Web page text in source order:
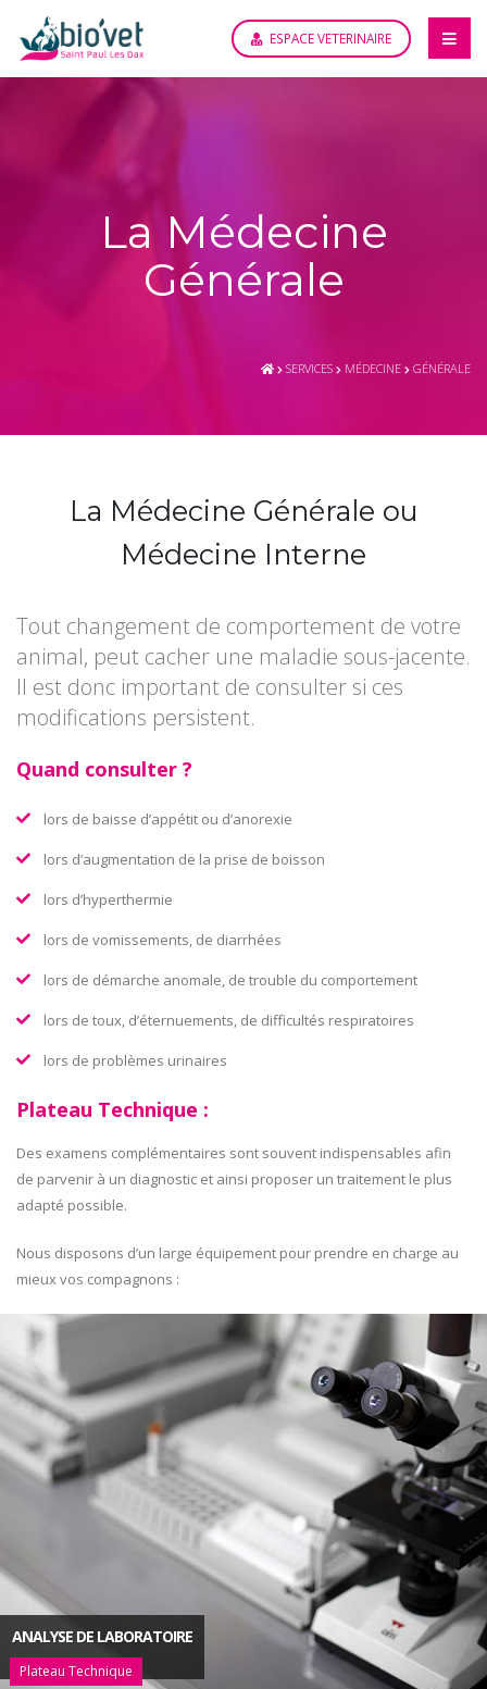
ESPACE VETERINAIRE
La Médecine
Générale
SERVICES MÉDECINE GÉNÉRALE
La Médecine Générale ou
Médecine Interne
Tout changement de comportement de votre
animal, peut cacher une maladie sous-jacente.
Il est donc important de consulter si ces
modifications persistent.
Quand consulter ?
lors de baisse d’appétit ou d’anorexie
lors d’augmentation de la prise de boisson
lors d’hyperthermie
lors de vomissements, de diarrhées
lors de démarche anomale, de trouble du comportement
lors de toux, d’éternuements, de difficultés respiratoires
lors de problèmes urinaires
Plateau Technique :
Des examens complémentaires sont souvent indispensables afin
de parvenir à un diagnostic et ainsi proposer un traitement le plus
adapté possible.
Nous disposons d’un large équipement pour prendre en charge au
mieux vos compagnons :
ANALYSE DE LABORATOIRE
Plateau Technique